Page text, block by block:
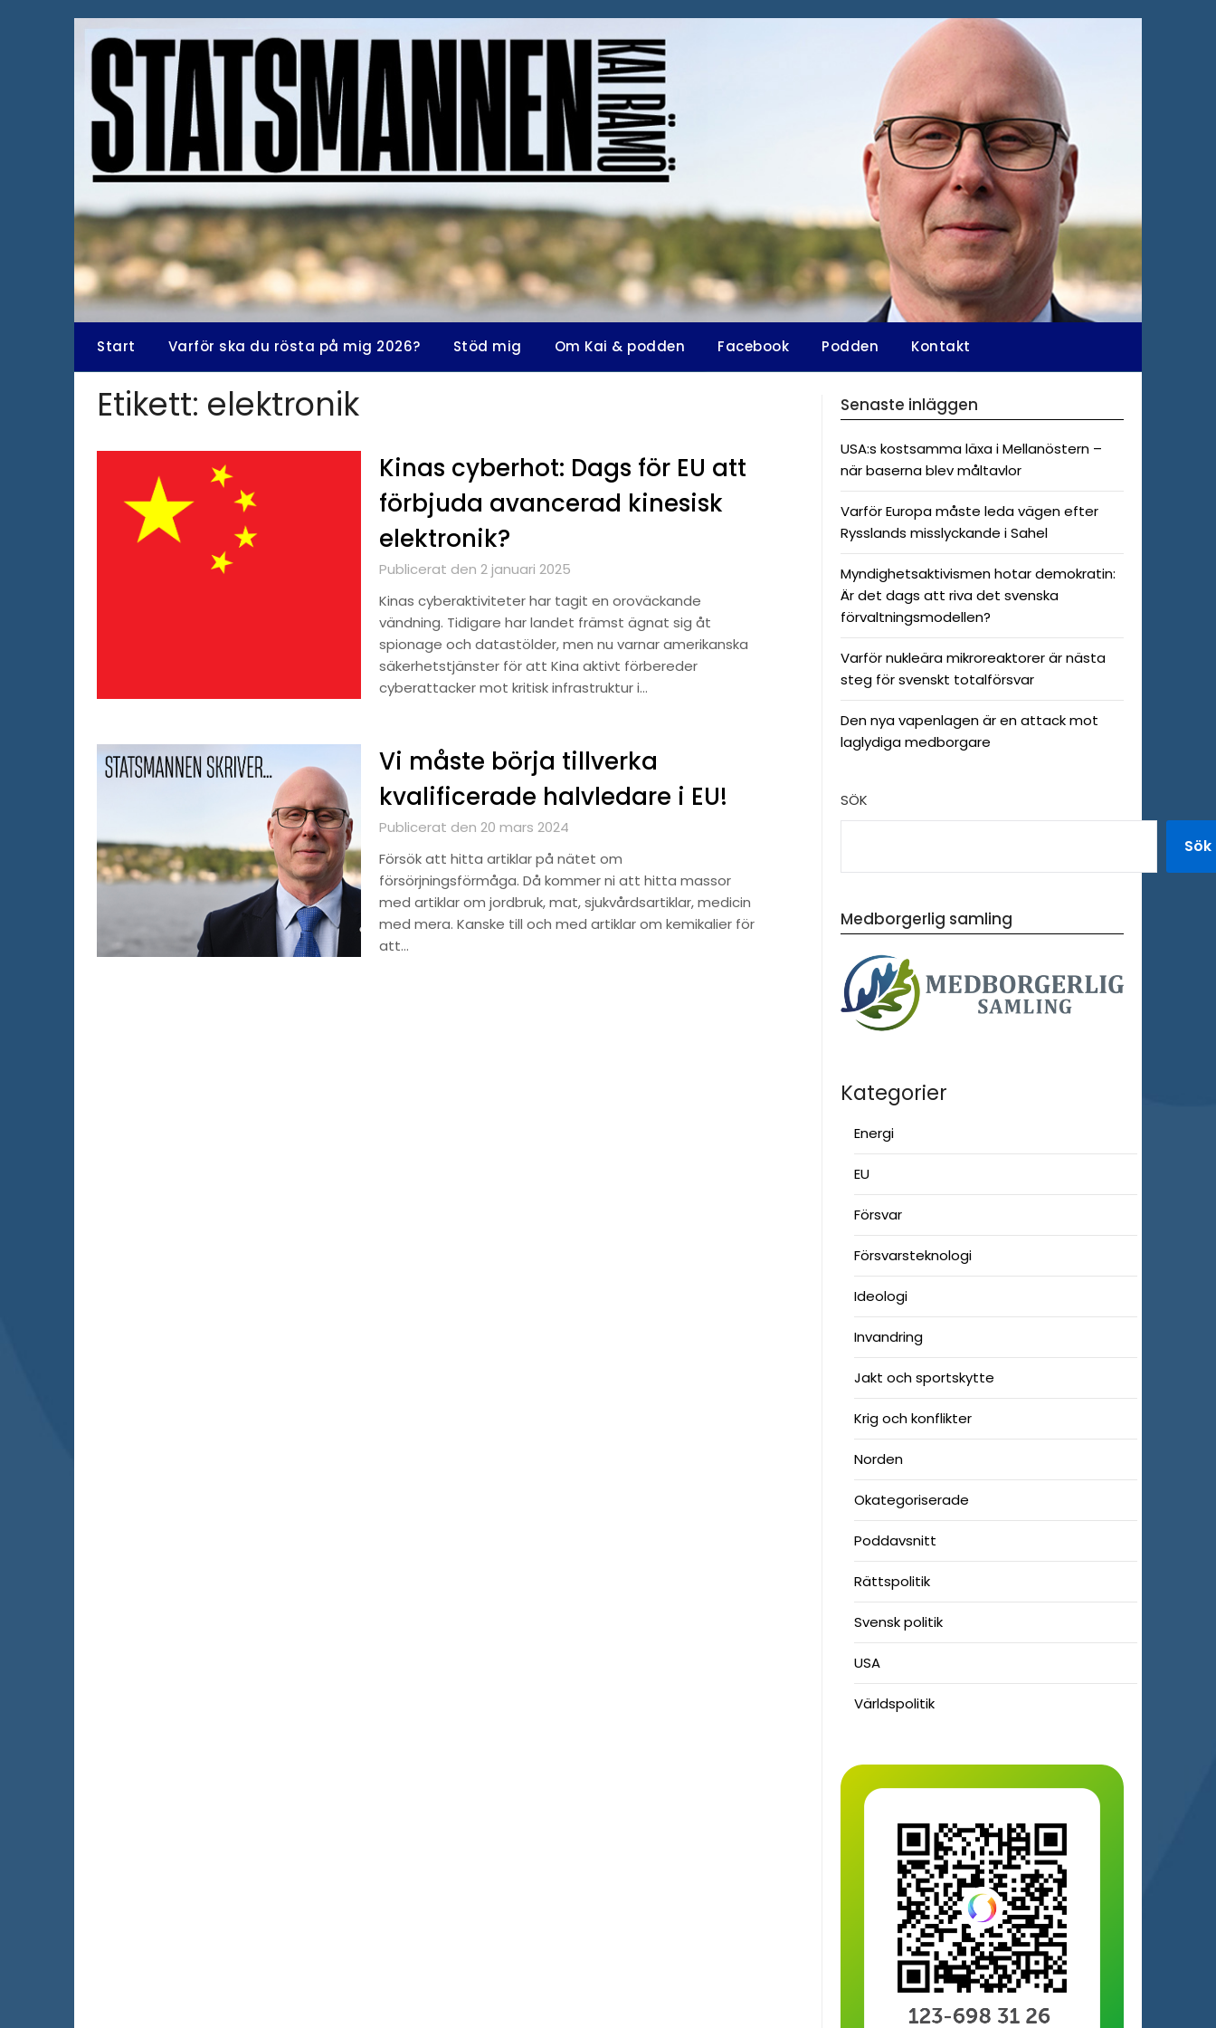
Start Varför ska du rösta på mig 2026? Stöd mig Om Kai & podden Facebook Podden Kontakt
Etikett: elektronik
Kinas cyberhot: Dags för EU att
förbjuda avancerad kinesisk
elektronik?
Publicerat den 2 januari 2025
Kinas cyberaktiviteter har tagit en oroväckande
vändning. Tidigare har landet främst ägnat sig åt
spionage och datastölder, men nu varnar amerikanska
säkerhetstjänster för att Kina aktivt förbereder
cyberattacker mot kritisk infrastruktur i…
Vi måste börja tillverka
kvalificerade halvledare i EU!
Publicerat den 20 mars 2024
Försök att hitta artiklar på nätet om
försörjningsförmåga. Då kommer ni att hitta massor
med artiklar om jordbruk, mat, sjukvårdsartiklar, medicin
med mera. Kanske till och med artiklar om kemikalier för
att…
Senaste inläggen
USA:s kostsamma läxa i Mellanöstern –
när baserna blev måltavlor
Varför Europa måste leda vägen efter
Rysslands misslyckande i Sahel
Myndighetsaktivismen hotar demokratin:
Är det dags att riva det svenska
förvaltningsmodellen?
Varför nukleära mikroreaktorer är nästa
steg för svenskt totalförsvar
Den nya vapenlagen är en attack mot
laglydiga medborgare
SÖK
Sök
Medborgerlig samling
Kategorier
Energi
EU
Försvar
Försvarsteknologi
Ideologi
Invandring
Jakt och sportskytte
Krig och konflikter
Norden
Okategoriserade
Poddavsnitt
Rättspolitik
Svensk politik
USA
Världspolitik